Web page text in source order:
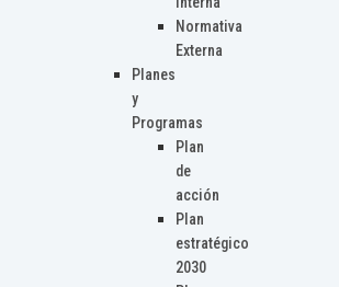
Normativa
Externa
Planes
y
Programas
Plan
de
acción
Plan
estratégico
2030